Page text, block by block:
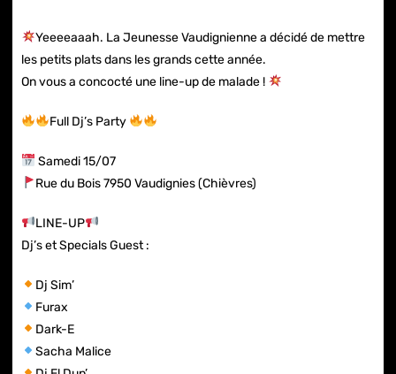
Yeeeeaaah. La Jeunesse Vaudignienne a décidé de mettre
les petits plats dans les grands cette année.
On vous a concocté une line-up de malade !
Full Dj’s Party
Samedi 15/07
Rue du Bois 7950 Vaudignies (Chièvres)
LINE-UP
Dj’s et Specials Guest :
Dj Sim’
Furax
Dark-E
Sacha Malice